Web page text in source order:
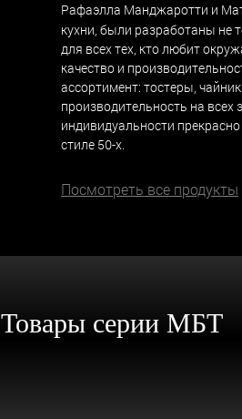
Рафаэлла Манджаротти и
кухни, были разработаны не
для всех тех, кто любит
качество и
ассортимент: тостеры,
производительность на всех
индивидуальности
стиле 50-х.
Посмотреть все продукты
Товары серии МБТ